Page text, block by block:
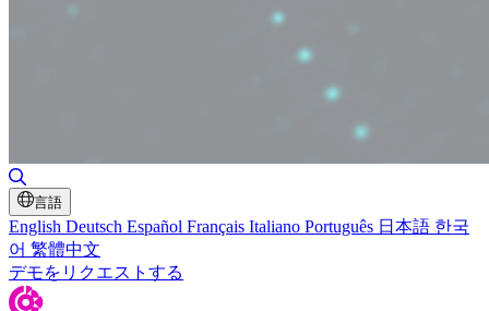
言語
English Deutsch Español Français Italiano Português 日本語 한국
어 繁體中文
デモをリクエストする